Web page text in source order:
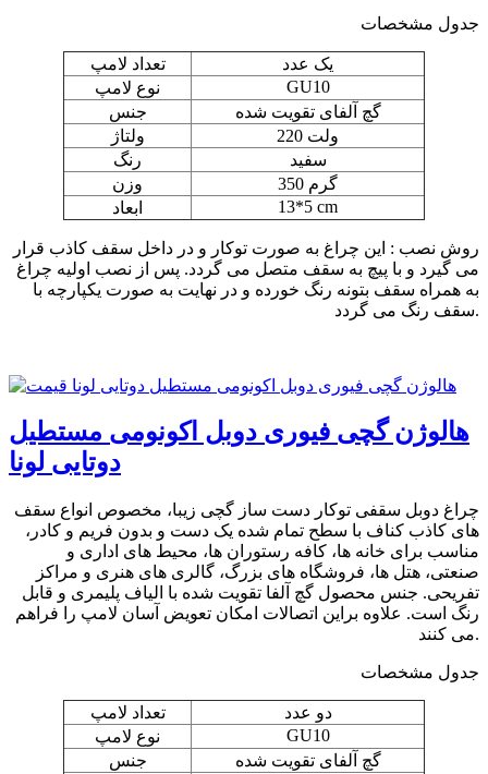
جدول مشخصات
تعداد لامپ
یک عدد
نوع لامپ
GU10
جنس
گچ آلفای تقویت شده
ولتاژ
220 ولت
رنگ
سفید
وزن
350 گرم
ابعاد
13*5 cm
روش نصب : این چراغ به صورت توکار و در داخل سقف کاذب قرار
می گیرد و با پیچ به سقف متصل می گردد. پس از نصب اولیه چراغ
به همراه سقف بتونه رنگ خورده و در نهایت به صورت یکپارچه با
سقف رنگ می گردد.
هالوژن گچی فیوری دوبل اکونومی مستطیل
دوتایی لونا
چراغ دوبل سقفی توکار دست ساز گچی زیبا، مخصوص انواع سقف
های کاذب کناف با سطح تمام شده یک دست و بدون فریم و کادر،
مناسب برای خانه ها، کافه رستوران ها، محیط های اداری و
صنعتی، هتل ها، فروشگاه های بزرگ، گالری های هنری و مراکز
تفریحی. جنس محصول گچ آلفا تقویت شده با الیاف پلیمری و قابل
رنگ است. علاوه براین اتصالات امکان تعویض آسان لامپ را فراهم
می کنند.
جدول مشخصات
تعداد لامپ
دو عدد
نوع لامپ
GU10
جنس
گچ آلفای تقویت شده